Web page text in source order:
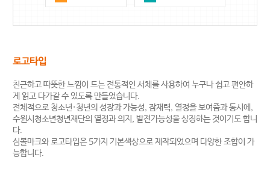
로고타입
친근하고 따뜻한 느낌이 드는 전통적인 서체를 사용하여 누구나 쉽고 편안하
게 읽고 다가갈 수 있도록 만들었습니다.
전체적으로 청소년·청년의 성장과 가능성, 잠재력, 열정을 보여줌과 동시에,
수원시청소년청년재단의 열정과 의지, 발전가능성을 상징하는 것이기도 합니
다.
심볼마크와 로고타입은 5가지 기본색상으로 제작되었으며 다양한 조합이 가
능합니다.